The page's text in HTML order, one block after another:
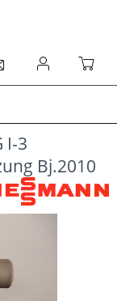
I-3
Bj.2010